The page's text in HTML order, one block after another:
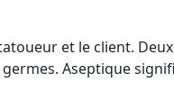
et le client.
Aseptique